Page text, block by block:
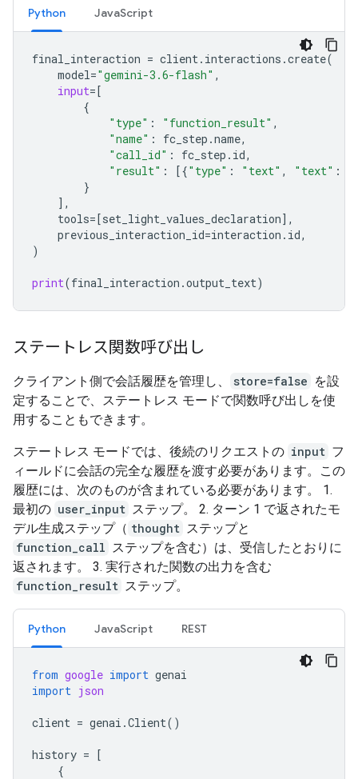
Python JavaScript
final_interaction = client. interactions .create(
model="gemini-3.6-flash" ,
input= [
{
"type" : "function_result" ,
"name" : fc_step .name,
"call_id" : fc_step . id,
"result" : [{"type" : "text" , "text" :
}
],
tools= [set_light_values_declaration],
previous_interaction_id=interaction . id,
)
print(final_interaction .output_text)
ステートレス関数呼び出し
クライアント側で会話履歴を管理し、 store=false を設
定することで、ステートレス モードで関数呼び出しを使
用することもできます。
ステートレス モードでは、後続のリクエストの input フ
ィールドに会話の完全な履歴を渡す必要があります。この
履歴には、次のものが含まれている必要があります。 1.
最初の user_input ステップ。 2. ターン 1 で返されたモ
デル生成ステップ（ thought ステップと
function_call ステップを含む）は、受信したとおりに
返されます。 3. 実行された関数の出力を含む
function_result ステップ。
Python JavaScript REST
from google import genai
import json
client = genai .Client()
history =
[
{